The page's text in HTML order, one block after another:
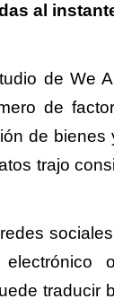
al
de We
de
de bienes
trajo
traducir